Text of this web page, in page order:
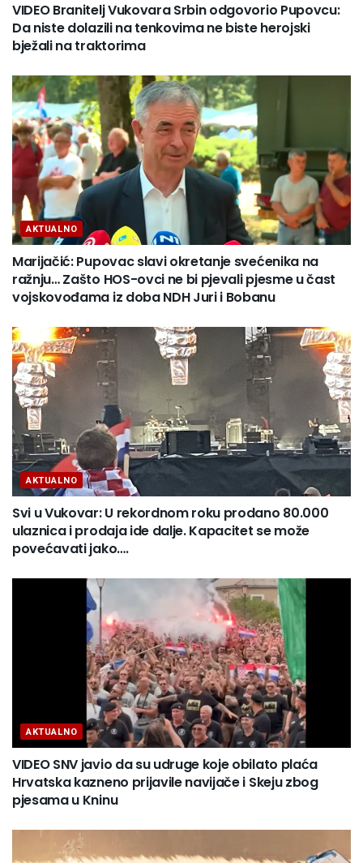
VIDEO Branitelj Vukovara Srbin odgovorio Pupovcu:
Da niste dolazili na tenkovima ne biste herojski
bježali na traktorima
AKTUALNO
Marijačić: Pupovac slavi okretanje svećenika na
ražnju… Zašto HOS-ovci ne bi pjevali pjesme u čast
vojskovođama iz doba NDH Juri i Bobanu
AKTUALNO
Svi u Vukovar: U rekordnom roku prodano 80.000
ulaznica i prodaja ide dalje. Kapacitet se može
povećavati jako….
AKTUALNO
VIDEO SNV javio da su udruge koje obilato plaća
Hrvatska kazneno prijavile navijače i Skeju zbog
pjesama u Kninu